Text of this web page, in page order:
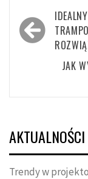
Nawigacja
wpisu
JAK
AKTUALNOŚCI
Trendy w